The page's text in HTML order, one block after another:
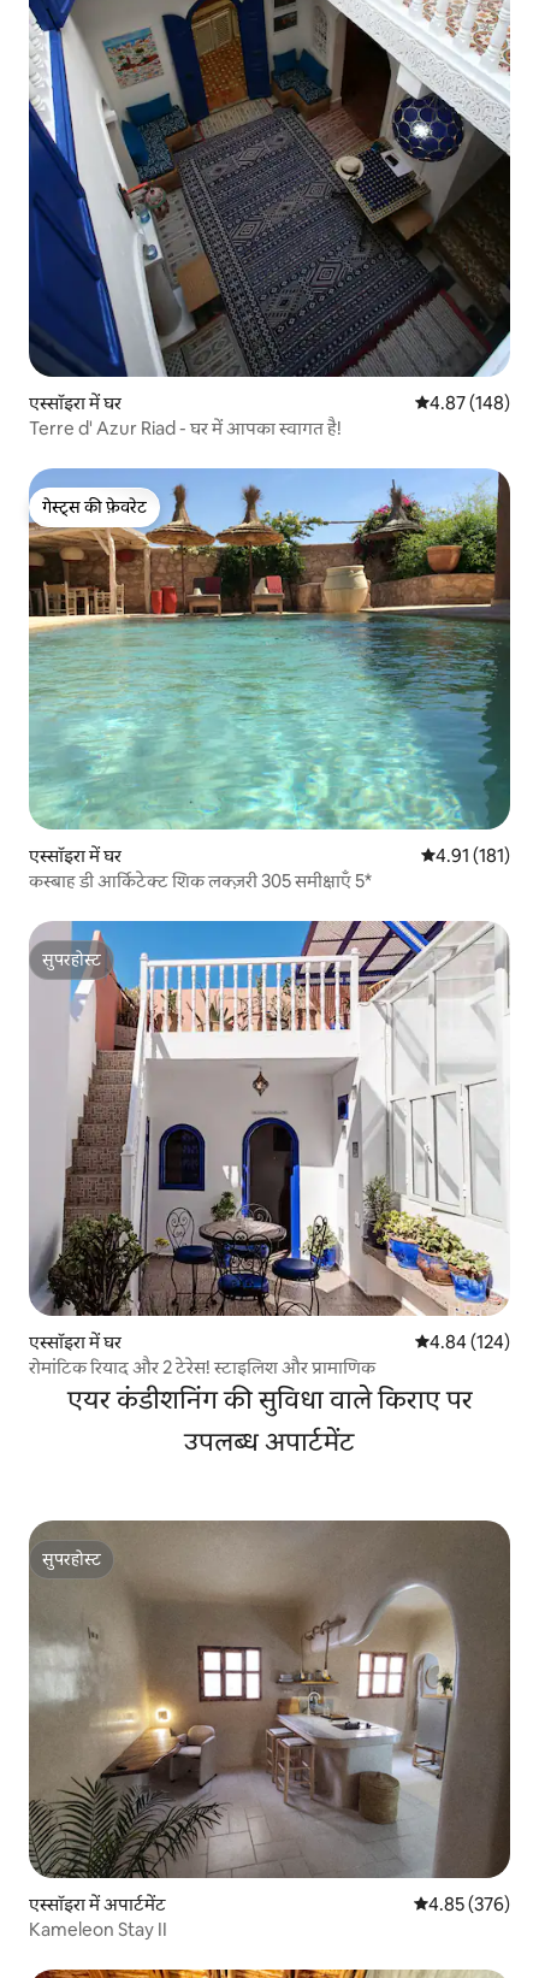
एस्सॉइरा में घर औसत रेटिंग 5 में से
4.87 (148)
Terre d' Azur Riad - घर में आपका स्वागत है!
गेस्ट्स की फ़ेवरेट
गेस्ट्स की फ़ेवरेट
एस्सॉइरा में घर औसत रेटिंग 5 में से
4.91 (181)
कस्बाह डी आर्किटेक्ट शिक लक्ज़री 305 समीक्षाएँ 5*
सुपरहोस्ट
सुपरहोस्ट
एस्सॉइरा में घर औसत रेटिंग 5 में से
4.84 (124)
रोमांटिक रियाद और 2 टेरेस! स्टाइलिश और प्रामाणिक
एयर कंडीशनिंग की सुविधा वाले किराए पर
उपलब्ध अपार्टमेंट
सुपरहोस्ट
सुपरहोस्ट
एस्सॉइरा में अपार्टमेंट औसत रेटिंग 5 में से
4.85 (376)
Kameleon Stay II